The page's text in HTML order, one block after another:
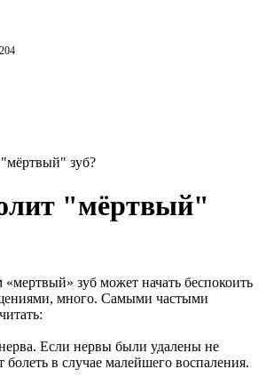
зуб?
"мёртвый"
зуб может начать беспокоить
много. Самыми частыми
Если нервы были удалены не
болеть в случае малейшего воспаления.